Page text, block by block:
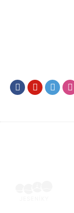
FacebookYoutube